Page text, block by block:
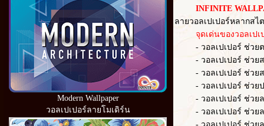
Modern Wallpaper
วอลเปเปอร์ลายโมเดิร์น
INFINITE
ลายวอลเปเปอร์หลากส
จุดเด่นของวอลเปเป
- วอลเปเปอร์ ช่วยต
- วอลเปเปอร์ ช่วยสร้
- วอลเปเปอร์ ช่วยส
- วอลเปเปอร์ ช่วยป
- วอลเปเปอร์ ช่วยลด
- วอลเปเปอร์ ช่วยลด